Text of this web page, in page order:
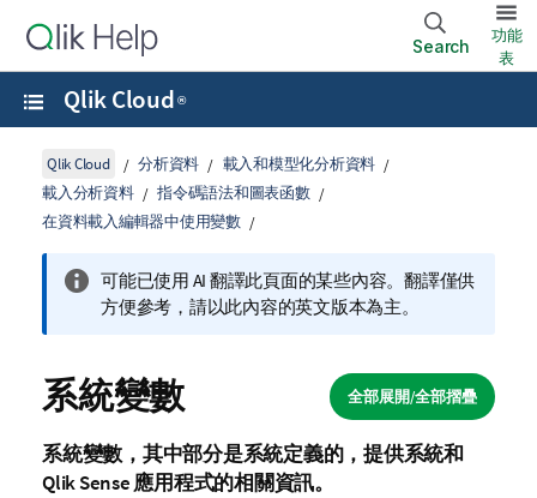
Search
功能
表
Qlik Cloud ®
Qlik Cloud 分析資料
載入和模型化分析資料
載入分析資料
指令碼語法和圖表函數
在資料載入編輯器中使用變數
可能已使用 AI 翻譯此頁面的某些內容。翻譯僅供
方便參考，請以此內容的英文版本為主。
全部展開/全部摺疊
系統變數
系統變數，其中部分是系統定義的，提供系統和
Qlik Sense應用程式的相關資訊。